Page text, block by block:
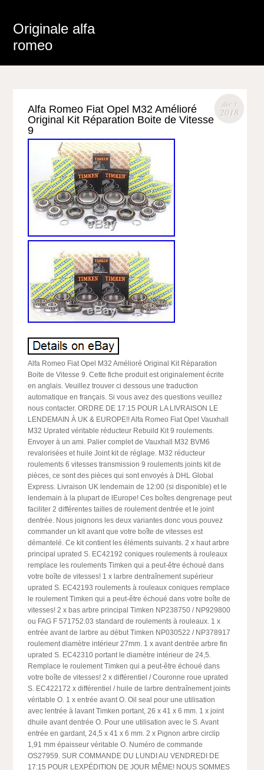
Originale alfa
romeo
déc 3
2018
Alfa Romeo Fiat Opel M32 Amélioré
Original Kit Réparation Boite de Vitesse
9
Alfa Romeo Fiat Opel M32 Amélioré Original Kit Réparation
Boite de Vitesse 9. Cette fiche produit est originalement écrite
en anglais. Veuillez trouver ci dessous une traduction
automatique en français. Si vous avez des questions veuillez
nous contacter. ORDRE DE 17:15 POUR LA LIVRAISON LE
LENDEMAIN À UK & EUROPE!! Alfa Romeo Fiat Opel Vauxhall
M32 Uprated véritable réducteur Rebuild Kit 9 roulements.
Envoyer à un ami. Palier complet de Vauxhall M32 BVM6
revalorisées et huile Joint kit de réglage. M32 réducteur
roulements 6 vitesses transmission 9 roulements joints kit de
pièces, ce sont des pièces qui sont envoyés à DHL Global
Express. Livraison UK lendemain de 12:00 (si disponible) et le
lendemain à la plupart de lEurope! Ces boîtes dengrenage peut
faciliter 2 différentes tailles de roulement dentrée et le joint
dentrée. Nous joignons les deux variantes donc vous pouvez
commander un kit avant que votre boîte de vitesses est
démantelé. Ce kit contient les éléments suivants. 2 x haut arbre
principal uprated S. EC42192 coniques roulements à rouleaux
remplace les roulements Timken qui a peut-être échoué dans
votre boîte de vitesses! 1 x larbre dentraînement supérieur
uprated S. EC42193 roulements à rouleaux coniques remplace
le roulement Timken qui a peut-être échoué dans votre boîte de
vitesses! 2 x bas arbre principal Timken NP238750 / NP929800
ou FAG F 571752.03 standard de roulements à rouleaux. 1 x
entrée avant de larbre au début Timken NP030522 / NP378917
roulement diamètre intérieur 27mm. 1 x avant dentrée arbre fin
uprated S. EC42310 portant le diamètre intérieur de 24,5.
Remplace le roulement Timken qui a peut-être échoué dans
votre boîte de vitesses! 2 x différentiel / Couronne roue uprated
S. EC422172 x différentiel / huile de larbre dentraînement joints
véritable O. 1 x entrée avant O. Oil seal pour une utilisation
avec lentrée à lavant Timken portant, 26 x 41 x 6 mm. 1 x joint
dhuile avant dentrée O. Pour une utilisation avec le S. Avant
entrée en gardant, 24,5 x 41 x 6 mm. 2 x Pignon arbre circlip
1,91 mm épaisseur véritable O. Numéro de commande
OS27959. SUR COMMANDE DU LUNDI AU VENDREDI DE
17:15 POUR LEXPÉDITION DE JOUR MÊME! NOUS SOMMES